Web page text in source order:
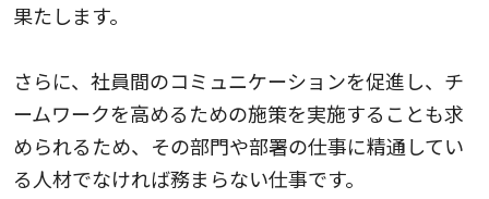
果たします。
さらに、社員間のコミュニケーションを促進し、チ
ームワークを高めるための施策を実施することも求
められるため、その部門や部署の仕事に精通してい
る人材でなければ務まらない仕事です。